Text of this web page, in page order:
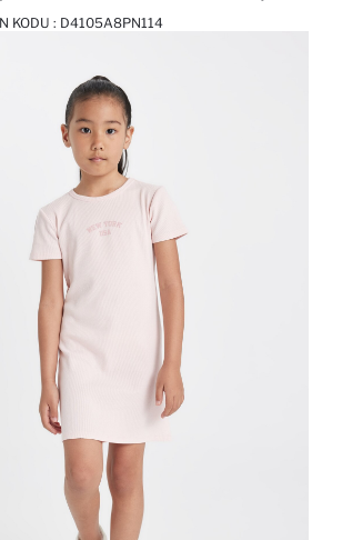
KODU : D4105A8PN114